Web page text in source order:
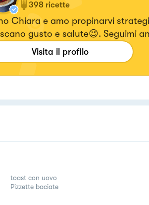
398 ricette
Chiara e amo propinarvi
gusto e salute😉. Seguimi
i video delle ricette 🥰! 👉🏻ig :
Visita il profilo
toast con uovo
Pizzette baciate